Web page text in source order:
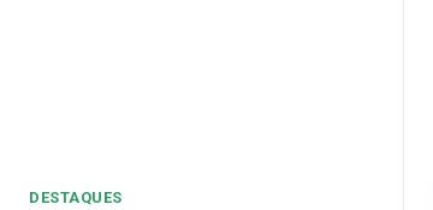
DESTAQUES